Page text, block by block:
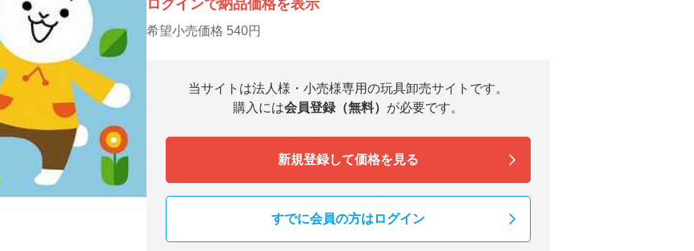
ログインで納品価格を表示
希望小売価格 540円
当サイトは法人様・小売様専用の玩具卸売サイトです。
購入には会員登録（無料） が必要です。
新規登録して価格を見る
すでに会員の方はログイン